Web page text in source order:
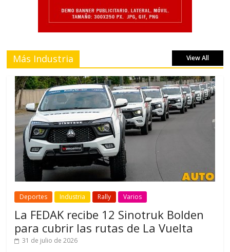
Más Industria View All
Deportes Industria Rally Varios
La FEDAK recibe 12 Sinotruk Bolden
para cubrir las rutas de La Vuelta
31 de julio de 2026